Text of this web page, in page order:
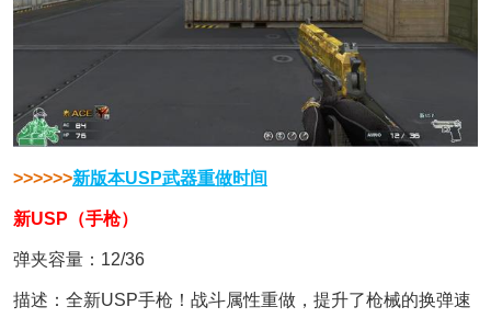
>>>>>>新版本USP武器重做时间
新USP（手枪）
弹夹容量：12/36
描述：全新USP手枪！战斗属性重做，提升了枪械的换弹速